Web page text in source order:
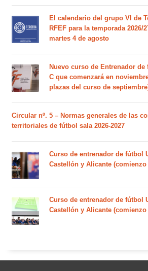
El calendario del grupo VI de
RFEF para la temporada 2026/
martes 4 de agosto
Nuevo curso de Entrenador
C que comenzará en
plazas del curso de
Circular nº. 5 – Normas generales de las
territoriales de fútbol sala 2026-2027
Curso de entrenador de fútbol
Castellón y Alicante
Curso de entrenador de fútbol
Castellón y Alicante